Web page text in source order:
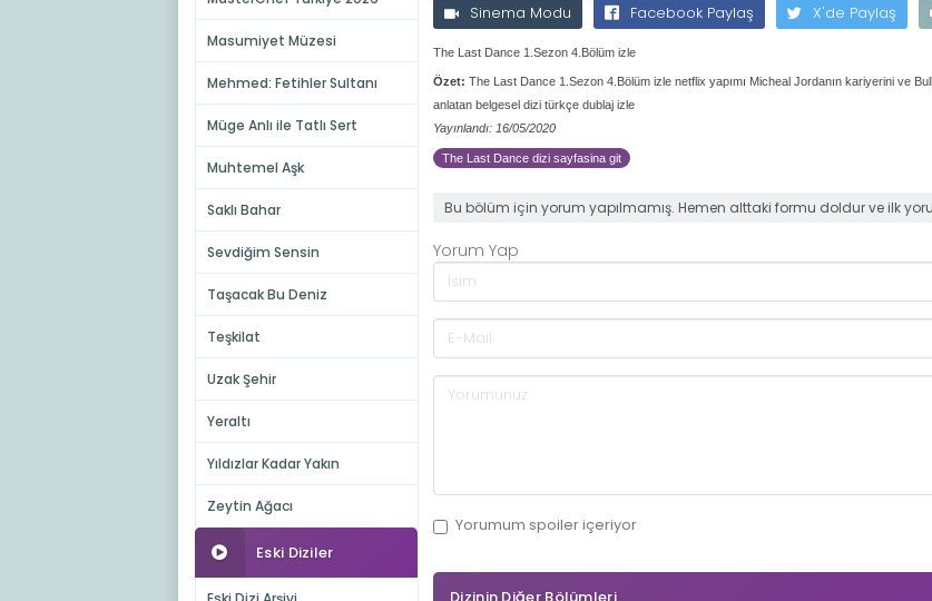
Masumiyet Müzesi
Mehmed: Fetihler Sultanı
Müge Anlı ile Tatlı Sert
Muhtemel Aşk
Saklı Bahar
Sevdiğim Sensin
Taşacak Bu Deniz
Teşkilat
Uzak Şehir
Yeraltı
Yıldızlar Kadar Yakın
Zeytin Ağacı
Eski Diziler
Sinema Modu Facebook Paylaş X'de Paylaş
The Last Dance 1.Sezon 4.Bölüm izle
Özet: The Last Dance 1.Sezon 4.Bölüm izle netflix yapımı Micheal Jordanın kariyerini ve
anlatan belgesel dizi türkçe dublaj izle
Yayınlandı: 16/05/2020
The Last Dance dizi sayfasina git
Bu bölüm için yorum yapılmamış. Hemen alttaki formu doldur ve ilk
Yorum Yap
Yorumum spoileriçeriyor